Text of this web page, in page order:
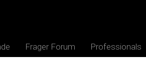
Frager Forum Professionals